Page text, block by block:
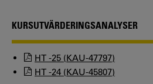
KURSUTVÄRDERINGSANALYSER
HT -25 (KAU-47797)
HT -24 (KAU-45807)